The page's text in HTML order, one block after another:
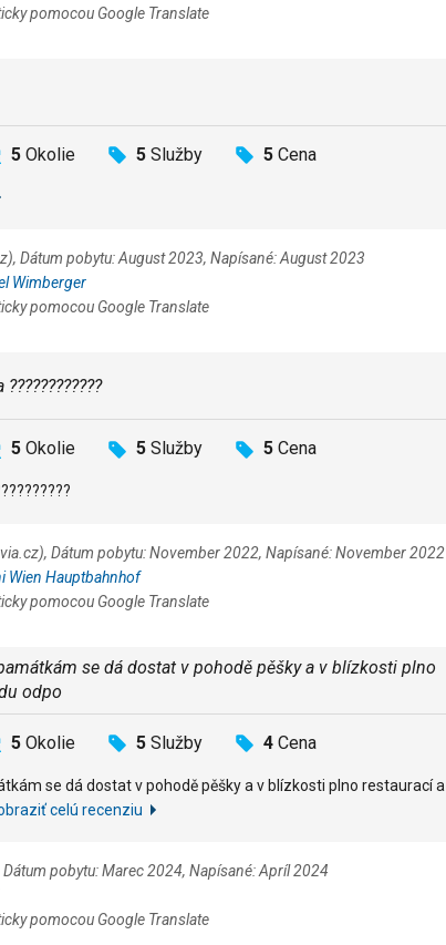
pomocou Google Translate
5 Okolie 5 Služby 5 Cena
Dátum pobytu: August 2023, Napísané: August 2023
Wimberger
pomocou Google Translate
5 Okolie 5 Služby 5 Cena
Dátum pobytu: November 2022, Napísané: November 2022
Wien Hauptbahnhof
pomocou Google Translate
se dá dostat v pohodě pěšky a v blízkosti plno
odpo
5 Okolie 5 Služby 4 Cena
se dá dostat v pohodě pěšky a v blízkosti plno restaurací a
celú recenziu
pobytu: Marec 2024, Napísané: Apríl 2024
pomocou Google Translate